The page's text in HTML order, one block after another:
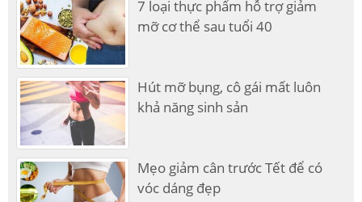
7 loại thực phẩm hỗ trợ giảm
mỡ cơ thể sau tuổi 40
Hút mỡ bụng, cô gái mất luôn
khả năng sinh sản
Mẹo giảm cân trước Tết để có
vóc dáng đẹp